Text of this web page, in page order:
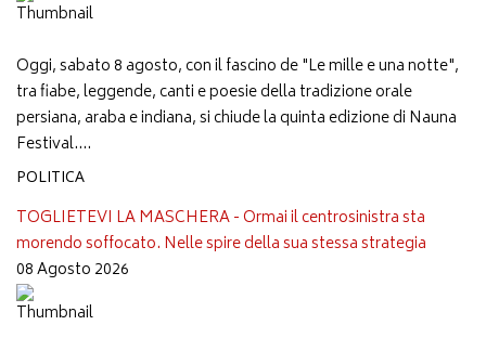
Oggi, sabato 8 agosto, con il fascino de "Le mille e una notte",
tra fiabe, leggende, canti e poesie della tradizione orale
persiana, araba e indiana, si chiude la quinta edizione di Nauna
Festival....
POLITICA
TOGLIETEVI LA MASCHERA - Ormai il centrosinistra sta
morendo soffocato. Nelle spire della sua stessa strategia
08 Agosto 2026